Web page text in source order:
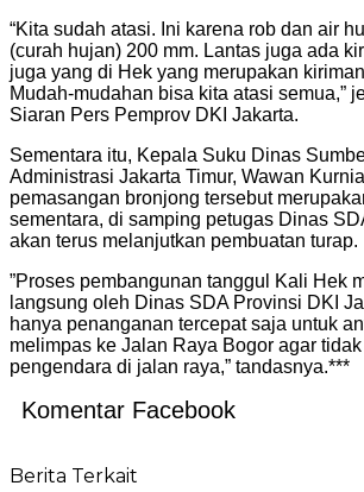
“Kita sudah atasi. Ini karena rob dan air
(curah hujan) 200 mm. Lantas juga ada
juga yang di Hek yang merupakan
Mudah-mudahan bisa kita atasi semua,”
Siaran Pers Pemprov DKI Jakarta.
Sementara itu, Kepala Suku Dinas
Administrasi Jakarta Timur, Wawan
pemasangan bronjong tersebut
sementara, di samping petugas Dinas
akan terus melanjutkan pembuatan turap.
”Proses pembangunan tanggul Kali Hek
langsung oleh Dinas SDA Provinsi DKI
hanya penanganan tercepat saja untuk
melimpas ke Jalan Raya Bogor agar
pengendara di jalan raya,” tandasnya.***
Komentar Facebook
Berita Terkait